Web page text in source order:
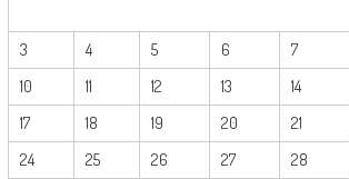
3
4 5 6 7
10
11 12 13 14
17
18 19 20 21
24
25 26 27 28